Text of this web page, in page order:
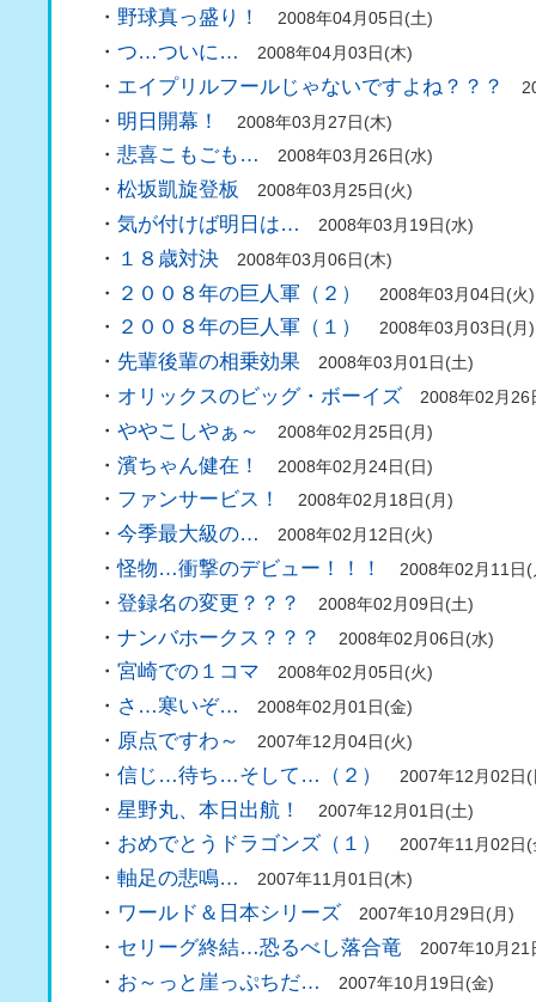
・ 野球真っ盛り！ 2008年04月05日(土)
・ つ…ついに… 2008年04月03日(木)
・ エイプリルフールじゃないですよね？？？
・ 明日開幕！ 2008年03月27日(木)
・ 悲喜こもごも… 2008年03月26日(水)
・ 松坂凱旋登板 2008年03月25日(火)
・ 気が付けば明日は… 2008年03月19日(水)
・ １８歳対決 2008年03月06日(木)
・ ２００８年の巨人軍（２） 2008年03月04日(火)
・ ２００８年の巨人軍（１） 2008年03月03日(月)
・ 先輩後輩の相乗効果 2008年03月01日(土)
・ オリックスのビッグ・ボーイズ 2008年02月26
・ ややこしやぁ～ 2008年02月25日(月)
・ 濱ちゃん健在！ 2008年02月24日(日)
・ ファンサービス！ 2008年02月18日(月)
・ 今季最大級の… 2008年02月12日(火)
・怪物…衝撃のデビュー！！！ 2008年02月11日(
・ 登録名の変更？？？ 2008年02月09日(土)
・ ナンバホークス？？？ 2008年02月06日(水)
・ 宮崎での１コマ 2008年02月05日(火)
・ さ…寒いぞ… 2008年02月01日(金)
・ 原点ですわ～ 2007年12月04日(火)
・ 信じ…待ち…そして…（２） 2007年12月02日(
・ 星野丸、本日出航！ 2007年12月01日(土)
・ おめでとうドラゴンズ（１） 2007年11月02日(
・ 軸足の悲鳴… 2007年11月01日(木)
・ ワールド＆日本シリーズ 2007年10月29日(月)
・ セリーグ終結…恐るべし落合竜 2007年10月21
・ お～っと崖っぷちだ… 2007年10月19日(金)